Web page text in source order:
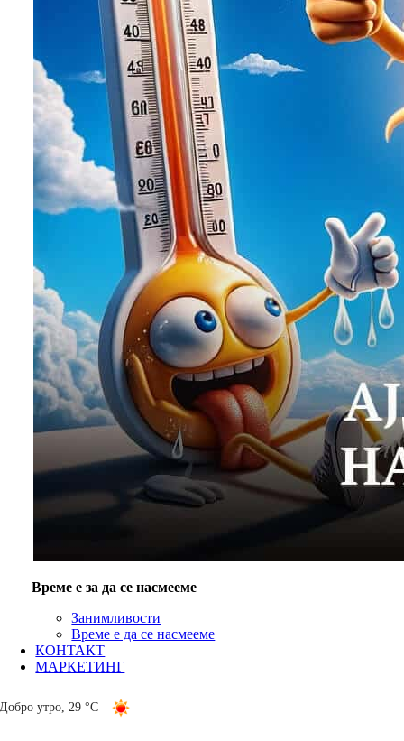
Време е за да се насмееме
Занимливости
Време е да се насмееме
КОНТАКТ
МАРКЕТИНГ
Добро утро,29 °C